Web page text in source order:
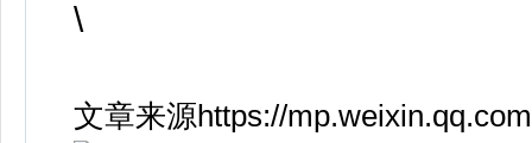
文章来源https://